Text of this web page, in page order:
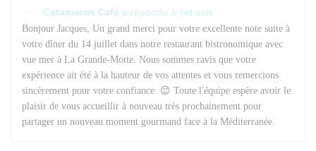
Catamaran Café a répondu à cet avis
Bonjour Jacques, Un grand merci pour votre excellente note suite à
votre dîner du 14 juillet dans notre restaurant bistronomique avec
vue mer à La Grande-Motte. Nous sommes ravis que votre
expérience ait été à la hauteur de vos attentes et vous remercions
sincèrement pour votre confiance. 😊 Toute l'équipe espère avoir le
plaisir de vous accueillir à nouveau très prochainement pour
partager un nouveau moment gourmand face à la Méditerranée.